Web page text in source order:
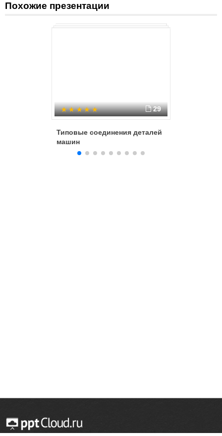
Похожие презентации
29
Типовые соединения деталей
машин